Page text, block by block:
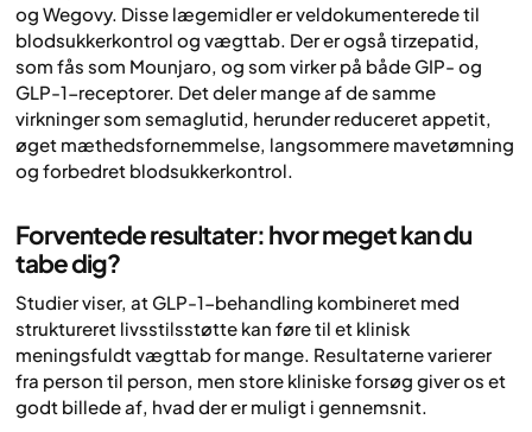
og Wegovy. Disse lægemidler er veldokumenterede til
blodsukkerkontrol og vægttab. Der er også tirzepatid,
som fås som Mounjaro, og som virker på både GIP- og
GLP-1-receptorer. Det deler mange af de samme
virkninger som semaglutid, herunder reduceret appetit,
øget mæthedsfornemmelse, langsommere mavetømning
og forbedret blodsukkerkontrol.
Forventede resultater: hvor meget kan du
tabe dig?
Studier viser, at GLP-1-behandling kombineret med
struktureret livsstilsstøtte kan føre til et klinisk
meningsfuldt vægttab for mange. Resultaterne varierer
fra person til person, men store kliniske forsøg giver os et
godt billede af, hvad der er muligt i gennemsnit.